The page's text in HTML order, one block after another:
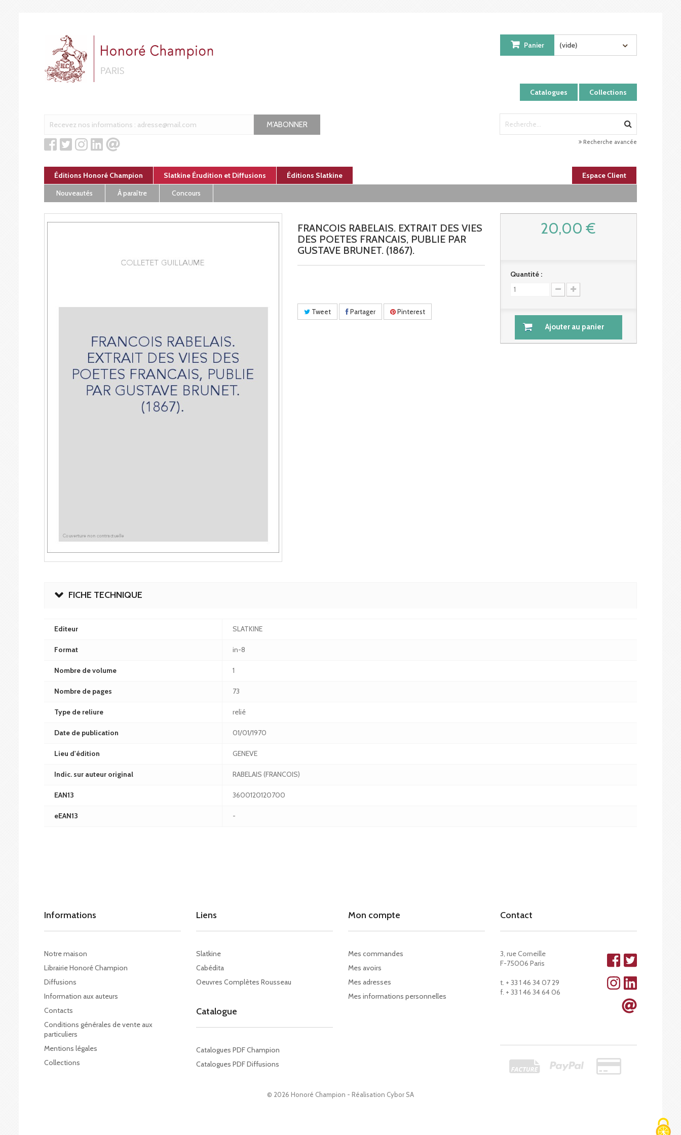
Catalogues Collections
Panier (vide)
M'ABONNER
Recherche avancée
Éditions Honoré Champion Slatkine Érudition et Diffusions Éditions Slatkine
Espace Client
Nouveautés
À paraître Concours
FRANCOIS RABELAIS. EXTRAIT DES VIES
DES POETES FRANCAIS, PUBLIE PAR
GUSTAVE BRUNET. (1867).
Tweet Partager Pinterest
20,00 €
Quantité :
Ajouter au panier
FICHE TECHNIQUE
Editeur SLATKINE
Format in-8
Nombre de volume 1
Nombre de pages 73
Type de reliure relié
Date de publication 01/01/1970
Lieu d'édition GENEVE
Indic. sur auteur original RABELAIS (FRANCOIS)
EAN13 3600120120700
eEAN13 -
Informations
Notre maison
Librairie Honoré Champion
Diffusions
Information aux auteurs
Contacts
Conditions générales de vente aux
particuliers
Mentions légales
Collections
© 2026 Honoré Champion - Réalisation Cybor SA
Liens
Slatkine
Cabédita
Oeuvres Complètes Rousseau
Catalogue
Catalogues PDF Champion
Catalogues PDF Diffusions
Mon compte
Mes commandes
Mes avoirs
Mes adresses
Mes informations personnelles
Contact
3, rue Corneille
F-75006 Paris
t. + 33 1 46 34 07 29
f. + 33 1 46 34 64 06